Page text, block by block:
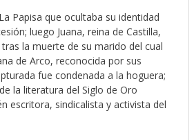
Papisa que ocultaba su identidad
luego Juana, reina de Castilla,
la muerte de su marido del cual
de Arco, reconocida por sus
fue condenada a la hoguera;
la literatura del Siglo de Oro
escritora, sindicalista y activista del